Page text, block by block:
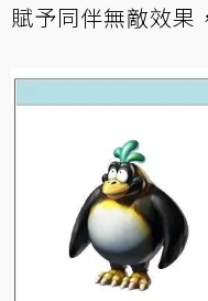
賦予同伴無敵效果